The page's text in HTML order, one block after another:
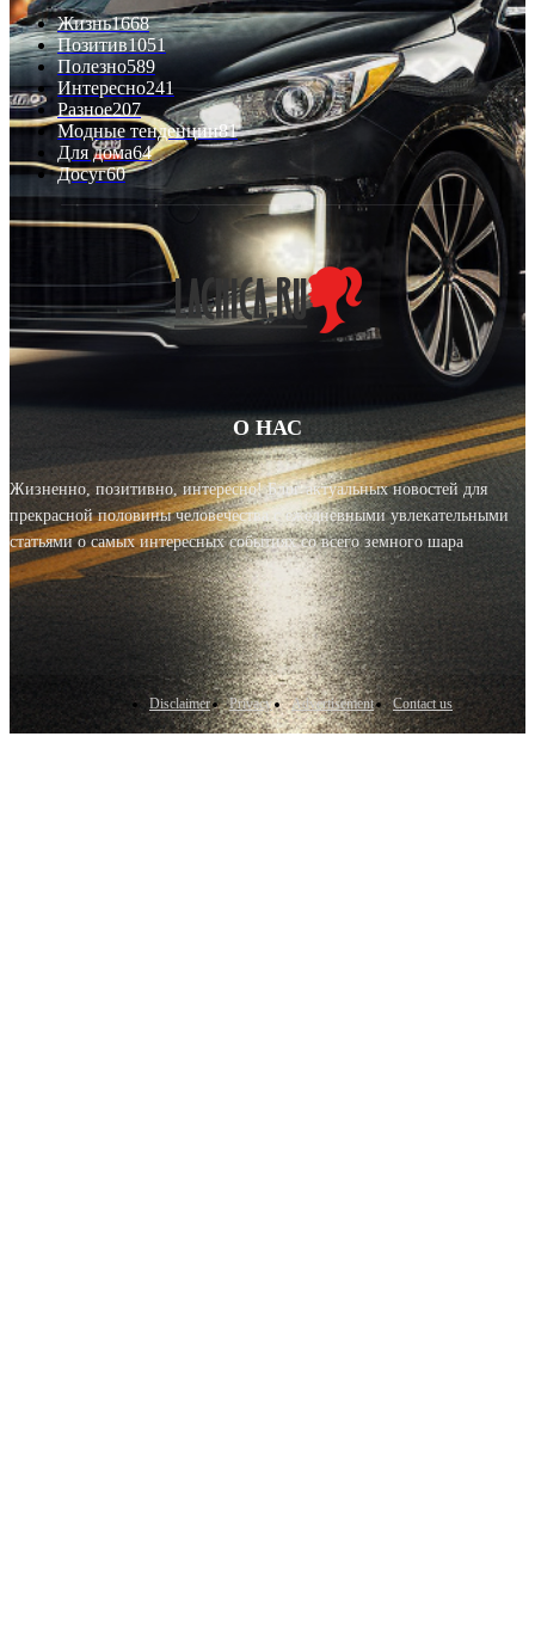
Жизнь1668
Позитив1051
Полезно589
Интересно241
Разное207
Модные тенденции81
Для дома64
Досуг60
О НАС
Жизненно, позитивно, интересно! Блог актуальных новостей для
прекрасной половины человечества с ежедневными увлекательными
статьями о самых интересных событиях со всего земного шара
Disclaimer Privacy Advertisement Contact us